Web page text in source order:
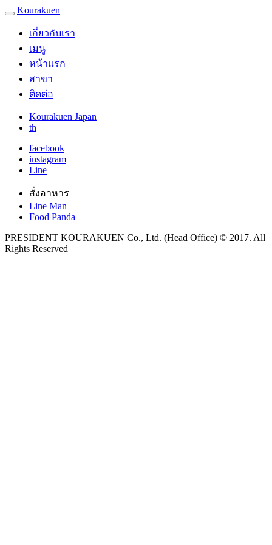
Kourakuen
เกี่ยวกับเรา
เมนู
หน้าแรก
สาขา
ติดต่อ
Kourakuen Japan
th
facebook
instagram
Line
สั่งอาหาร
Line Man
Food Panda
PRESIDENT KOURAKUEN Co., Ltd. (Head Office) © 2017. All
Rights Reserved